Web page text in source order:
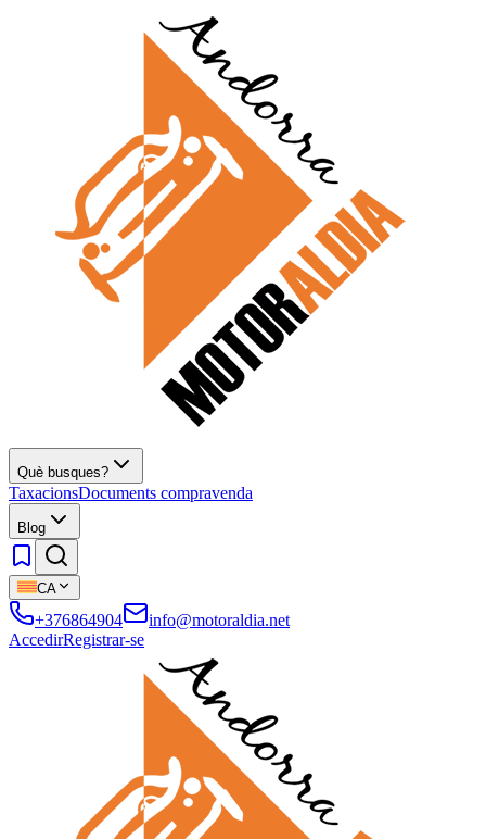
Què busques?
TaxacionsDocuments compravenda
Blog
CA
+376864904
info@motoraldia.net
AccedirRegistrar-se